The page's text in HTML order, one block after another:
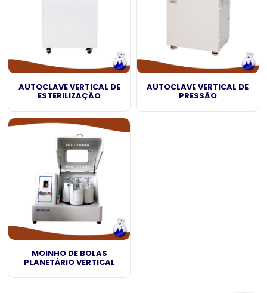
AUTOCLAVE VERTICAL DE
ESTERILIZAÇÃO
AUTOCLAVE VERTICAL DE
PRESSÃO
MOINHO DE BOLAS
PLANETÁRIO VERTICAL